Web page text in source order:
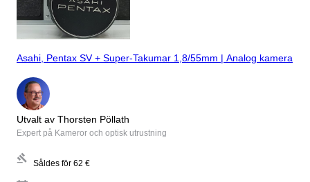
Asahi, Pentax SV + Super-Takumar 1,8/55mm | Analog kamera
Utvalt av Thorsten Pöllath
Expert på Kameror och optisk utrustning
Såldes för 62 €